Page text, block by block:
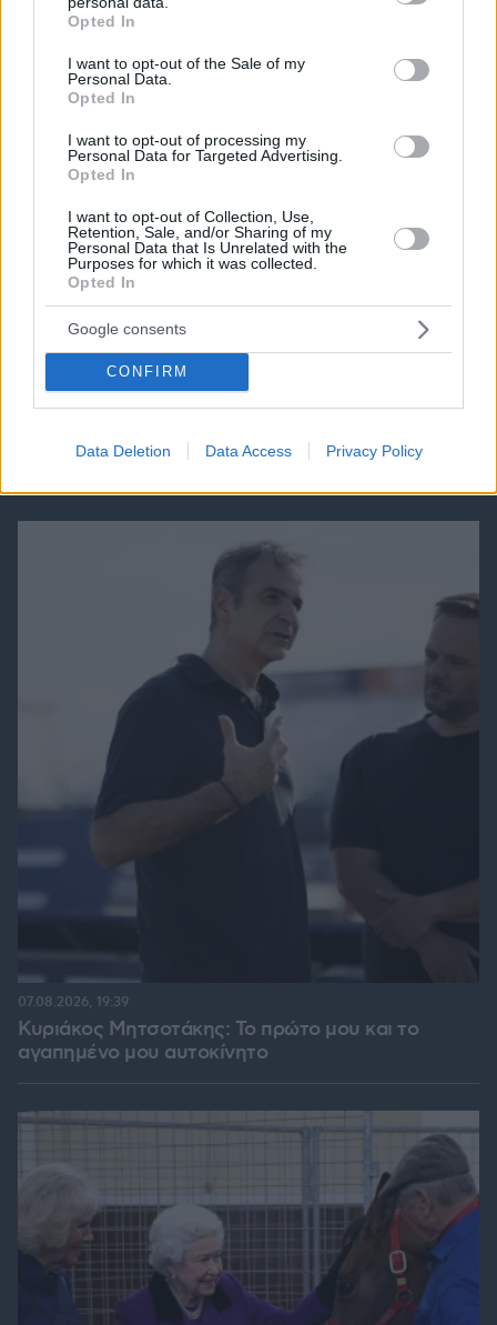
grant or deny consent to Google and its third-party tags to
use your data for below specified purposes in below Google
consent section.
Opted In
I want to opt-out of the Sale of my
Personal Data.
Opted In
I want to opt-out of processing my
Personal Data for Targeted Advertising.
Opted In
I want to opt-out of Collection, Use,
Retention, Sale, and/or Sharing of my
Personal Data that Is Unrelated with the
Purposes for which it was collected.
Opted In
Google consents
CONFIRM
Data Deletion Data Access Privacy Policy
Καρκίνος παχέος εντέρου: Το απλό τεστ που
συνδέθηκε με 50% λιγότερους θανάτους – Το
παράδειγμα της Ισπανίας
07.08.2026, 18:31
Κυριάκος Μητσοτάκης: Το πρώτο μου και το
αγαπημένο μου αυτοκίνητο
07.08.2026, 19:39